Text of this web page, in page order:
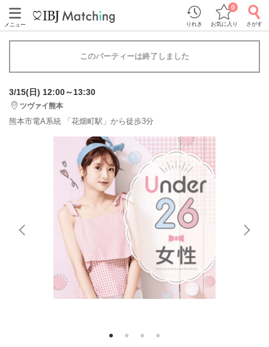
メニュー りれき お気に入り
0
さがす
このパーティーは終了しました
3/15(日) 12:00～13:30
ツヴァイ熊本
熊本市電A系統 「花畑町駅」から徒歩3分
1 2 3 4